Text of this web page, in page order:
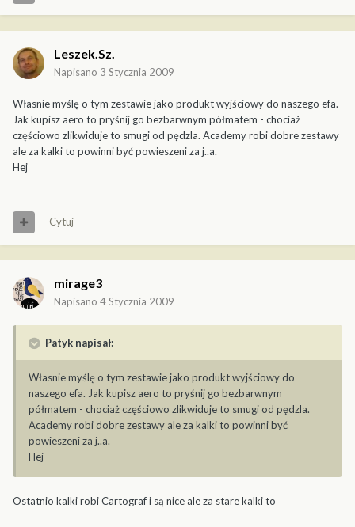
Leszek.Sz.
Napisano 3 Stycznia 2009
Własnie myślę o tym zestawie jako produkt wyjściowy do naszego efa.
Jak kupisz aero to pryśnij go bezbarwnym półmatem - chociaż
częściowo zlikwiduje to smugi od pędzla. Academy robi dobre zestawy
ale za kalki to powinni być powieszeni za j..a.
Hej
Cytuj
mirage3
Napisano 4 Stycznia 2009
Patyk napisał:
Własnie myślę o tym zestawie jako produkt wyjściowy do
naszego efa. Jak kupisz aero to pryśnij go bezbarwnym
półmatem - chociaż częściowo zlikwiduje to smugi od pędzla.
Academy robi dobre zestawy ale za kalki to powinni być
powieszeni za j..a.
Hej
Ostatnio kalki robi Cartograf i są nice ale za stare kalki to